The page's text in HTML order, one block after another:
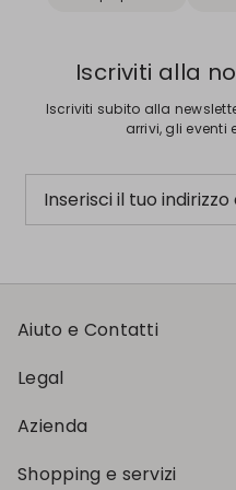
Iscriviti alla
Iscriviti subito alla
arrivi, gli eventi
Inserisci il tuo indirizzo
Aiuto e Contatti
Legal
Azienda
Shopping e servizi